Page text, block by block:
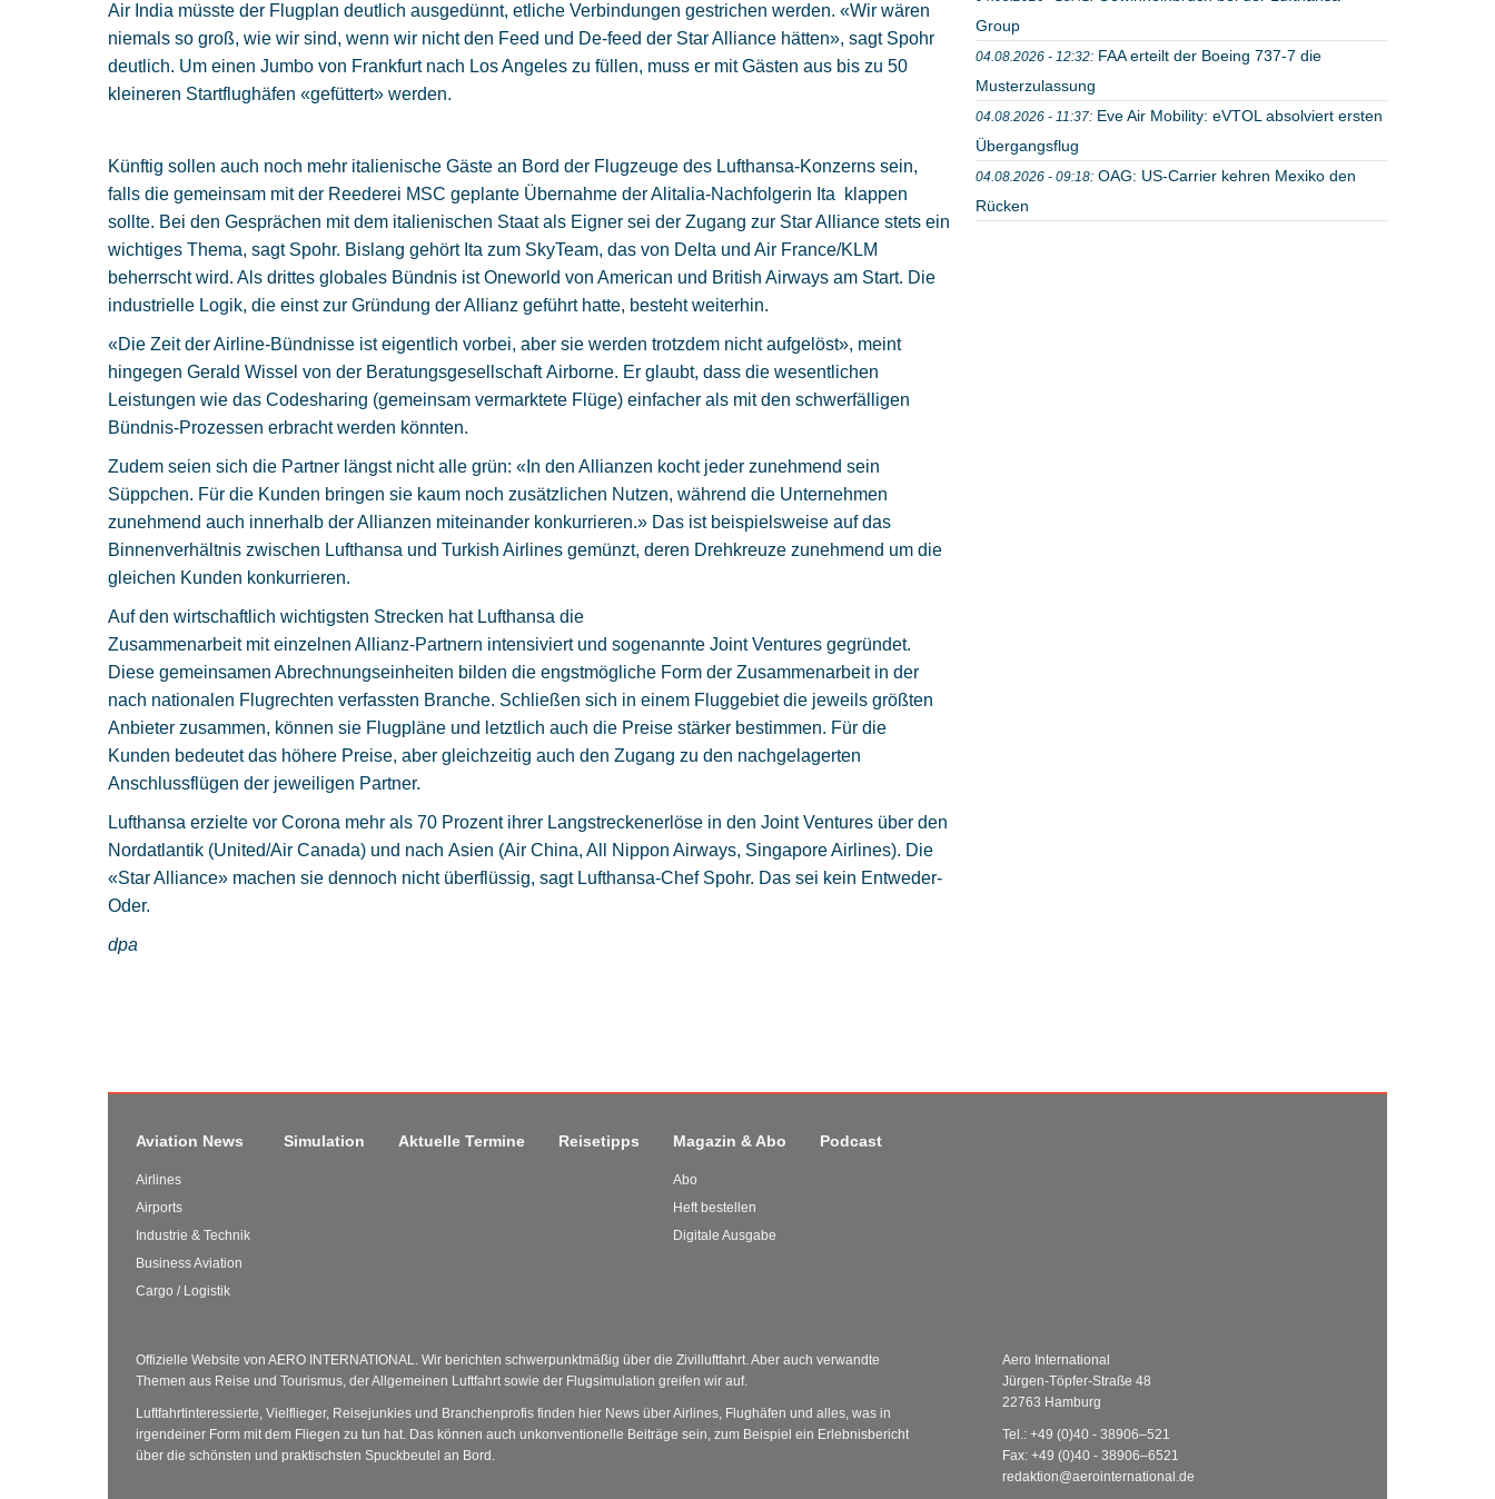
Group
04.08.2026 - 12:32: FAA erteilt der Boeing 737-7 die
Musterzulassung
04.08.2026 - 11:37: Eve Air Mobility: eVTOL absolviert ersten
Übergangsflug
04.08.2026 - 09:18: OAG: US-Carrier kehren Mexiko den
Rücken
Air India müsste der Flugplan deutlich ausgedünnt, etliche Verbindungen gestrichen werden. «Wir wären
niemals so groß, wie wir sind, wenn wir nicht den Feed und De-feed der Star Alliance hätten», sagt Spohr
deutlich. Um einen Jumbo von Frankfurt nach Los Angeles zu füllen, muss er mit Gästen aus bis zu 50
kleineren Startflughäfen «gefüttert» werden.
Künftig sollen auch noch mehr italienische Gäste an Bord der Flugzeuge des Lufthansa-Konzerns sein,
falls die gemeinsam mit der Reederei MSC geplante Übernahme der Alitalia-Nachfolgerin Ita klappen
sollte. Bei den Gesprächen mit dem italienischen Staat als Eigner sei der Zugang zur Star Alliance stets ein
wichtiges Thema, sagt Spohr. Bislang gehört Ita zum SkyTeam, das von Delta und Air France/KLM
beherrscht wird. Als drittes globales Bündnis ist Oneworld von American und British Airways am Start. Die
industrielle Logik, die einst zur Gründung der Allianz geführt hatte, besteht weiterhin.
«Die Zeit der Airline-Bündnisse ist eigentlich vorbei, aber sie werden trotzdem nicht aufgelöst», meint
hingegen Gerald Wissel von der Beratungsgesellschaft Airborne. Er glaubt, dass die wesentlichen
Leistungen wie das Codesharing (gemeinsam vermarktete Flüge) einfacher als mit den schwerfälligen
Bündnis-Prozessen erbracht werden könnten.
Zudem seien sich die Partner längst nicht alle grün: «In den Allianzen kocht jeder zunehmend sein
Süppchen. Für die Kunden bringen sie kaum noch zusätzlichen Nutzen, während die Unternehmen
zunehmend auch innerhalb der Allianzen miteinander konkurrieren.» Das ist beispielsweise auf das
Binnenverhältnis zwischen Lufthansa und Turkish Airlines gemünzt, deren Drehkreuze zunehmend um die
gleichen Kunden konkurrieren.
Auf den wirtschaftlich wichtigsten Strecken hat Lufthansa die
Zusammenarbeit mit einzelnen Allianz-Partnern intensiviert und sogenannte Joint Ventures gegründet.
Diese gemeinsamen Abrechnungseinheiten bilden die engstmögliche Form der Zusammenarbeit in der
nach nationalen Flugrechten verfassten Branche. Schließen sich in einem Fluggebiet die jeweils größten
Anbieter zusammen, können sie Flugpläne und letztlich auch die Preise stärker bestimmen. Für die
Kunden bedeutet das höhere Preise, aber gleichzeitig auch den Zugang zu den nachgelagerten
Anschlussflügen der jeweiligen Partner.
Lufthansa erzielte vor Corona mehr als 70 Prozent ihrer Langstreckenerlöse in den Joint Ventures über den
Nordatlantik (United/Air Canada) und nach Asien (Air China, All Nippon Airways, Singapore Airlines). Die
«Star Alliance» machen sie dennoch nicht überflüssig, sagt Lufthansa-Chef Spohr. Das sei kein Entweder-
Oder.
dpa
Aviation News
Airlines
Airports
Industrie & Technik
Business Aviation
Cargo / Logistik
Simulation Aktuelle Termine Reisetipps Magazin & Abo
Abo
Heft bestellen
Digitale Ausgabe
Podcast
Offizielle Website von AERO INTERNATIONAL. Wir berichten schwerpunktmäßig über die Zivilluftfahrt. Aber auch verwandte
Themen aus Reise und Tourismus, der Allgemeinen Luftfahrt sowie der Flugsimulation greifen wir auf.
Luftfahrtinteressierte, Vielflieger, Reisejunkies und Branchenprofis finden hier News über Airlines, Flughäfen und alles, was in
irgendeiner Form mit dem Fliegen zu tun hat. Das können auch unkonventionelle Beiträge sein, zum Beispiel ein Erlebnisbericht
über die schönsten und praktischsten Spuckbeutel an Bord.
Aero International
Jürgen-Töpfer-Straße 48
22763 Hamburg
Tel.: +49 (0)40 - 38906–521
Fax: +49 (0)40 - 38906–6521
redaktion@aerointernational.de